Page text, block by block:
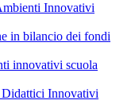
Innovativi
in bilancio dei fondi
innovativi scuola
Innovativi